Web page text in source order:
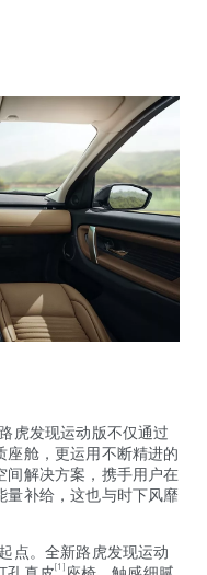
发现运动版不仅通过
舱，更运用不断精进的
间解决方案，携手用户在
补给，这也与时下风靡
。全新路虎发现运动
[1]